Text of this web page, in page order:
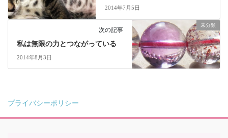
2014年7月5日
未分類
次の記事
私は無限の力とつながっている
2014年8月3日
プライバシーポリシー